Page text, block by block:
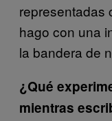
representadas
hago con una
la bandera de
¿Qué
mientras